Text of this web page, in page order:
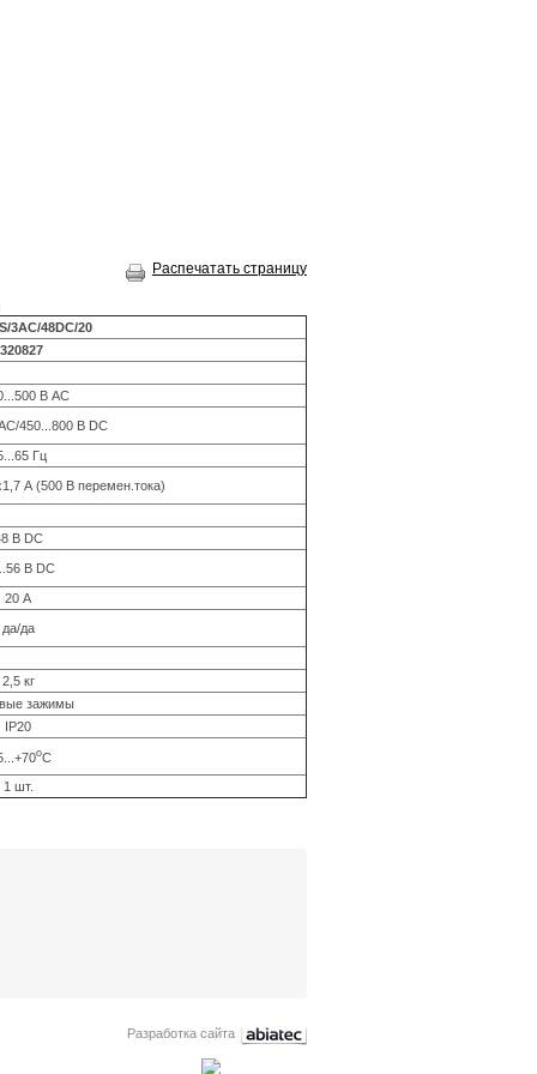
Распечатать страницу
3AC/48DC/20
В АС
450...800 В DС
Гц
А (500 В перемен.тока)
В DC
В DC
20 А
да/да
2,5 кг
зажимы
IP20
оС
1 шт.
Разработка сайта